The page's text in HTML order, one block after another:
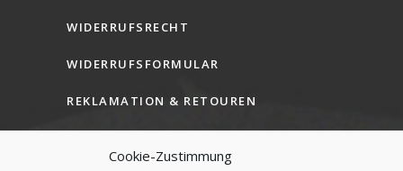
Cookie-Zustimmung
WIDERRUFSRECHT
WIDERRUFSFORMULAR
REKLAMATION & RETOUREN